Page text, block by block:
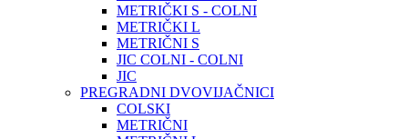
METRIČKI S - COLNI
METRIČKI L
METRIČNI S
JIC COLNI - COLNI
JIC
PREGRADNI DVOVIJAČNICI
COLSKI
METRIČNI